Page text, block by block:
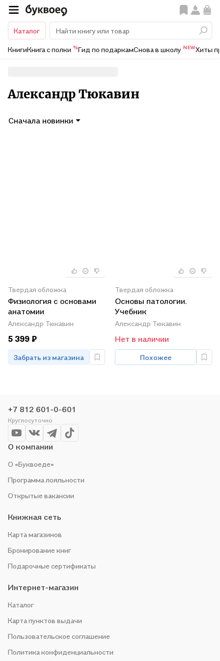
Каталог
КнигиКнига с полки %Гид по подаркамСнова в школу NEWХиты
Александр Тюкавин
Сначала новинки
Твердая обложка
Физиология с основами
анатомии
Александр Тюкавин
5 399 ₽
Забрать из магазина
Твердая обложка
Основы патологии.
Учебник
Александр Тюкавин
Нет в наличии
Похожее
+7 812 601-0-601
Круглосуточно
О компании
О «Буквоеде»
Программа лояльности
Открытые вакансии
Книжная сеть
Карта магазинов
Бронирование книг
Подарочные сертификаты
Интернет-магазин
Каталог
Карта пунктов выдачи
Пользовательское соглашение
Политика конфиденциальности